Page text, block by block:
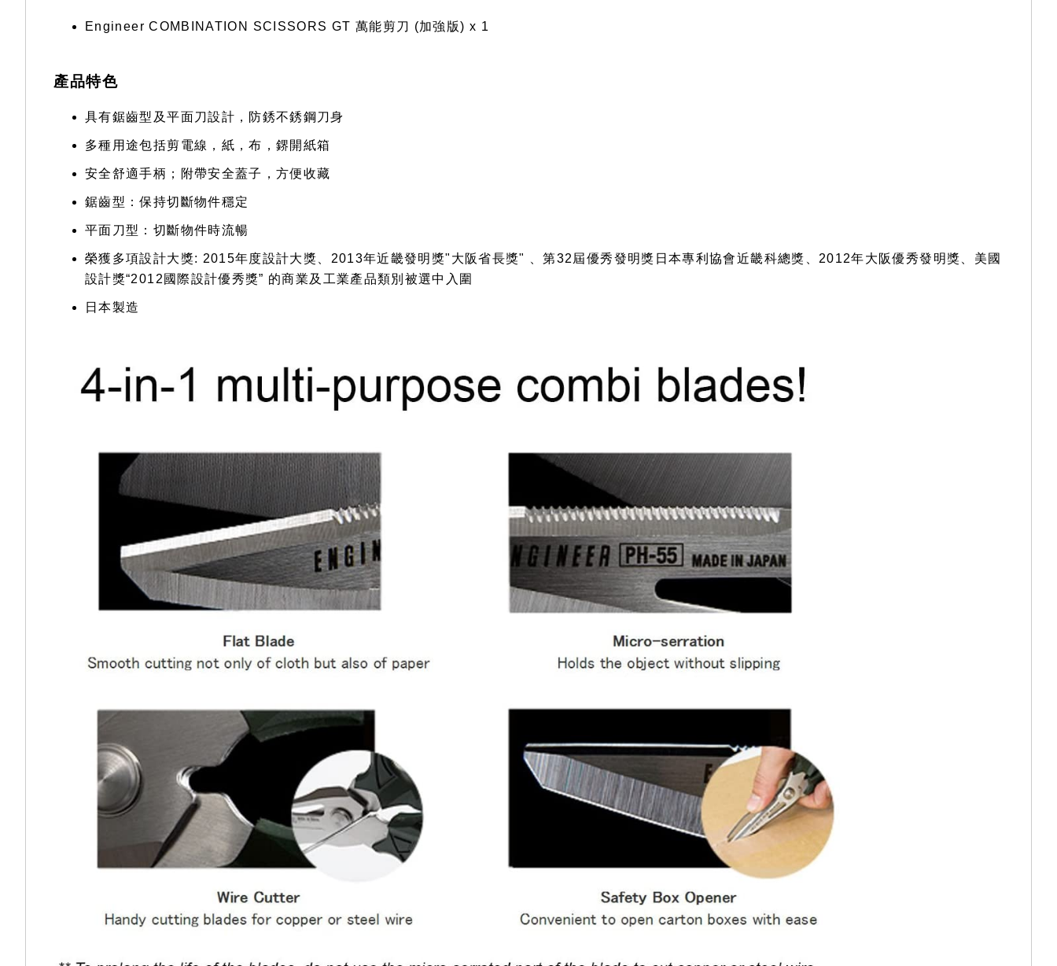
Engineer COMBINATION SCISSORS GT 萬能剪刀 (加強版) x 1
產品特色
具有鋸齒型及平面刀設計，防銹不銹鋼刀身
多種用途包括剪電線，紙，布，鎅開紙箱
安全舒適手柄；附帶安全蓋子，方便收藏
鋸齒型：保持切斷物件穩定
平面刀型：切斷物件時流暢
榮獲多項設計大獎: 2015年度設計大獎、2013年近畿發明獎"大阪省長獎" 、第32屆優秀發明獎日本專利協會近畿科總獎、2012年大阪優秀發明獎、美國
設計獎“2012國際設計優秀獎” 的商業及工業產品類別被選中入圍
日本製造